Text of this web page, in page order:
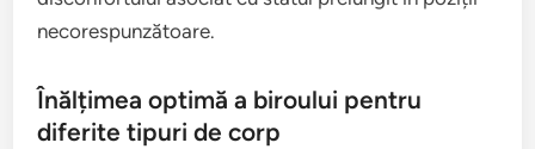
necorespunzătoare.
Înălțimea optimă a biroului pentru
diferite tipuri de corp